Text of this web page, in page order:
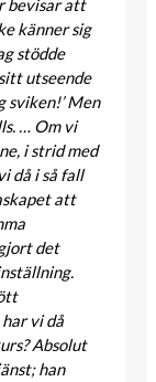
bevisar att
känner sig
stödde
utseende
sviken!’ Men
… Om vi
i strid med
då i så fall
att
det
vi då
Absolut
han